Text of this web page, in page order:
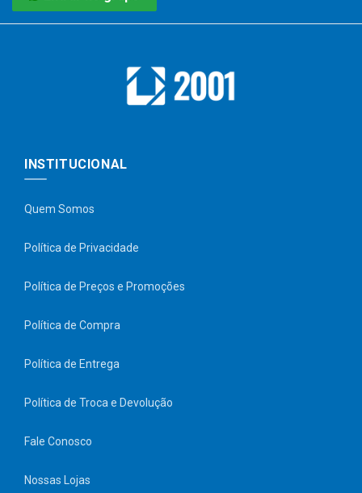
INSTITUCIONAL
Quem Somos
Política de Privacidade
Política de Preços e Promoções
Política de Compra
Política de Entrega
Política de Troca e Devolução
Fale Conosco
Nossas Lojas